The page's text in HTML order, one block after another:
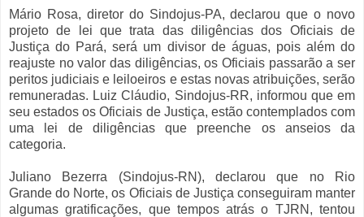
Mário Rosa, diretor do Sindojus-PA, declarou que o novo
projeto de lei que trata das diligências dos Oficiais de
Justiça do Pará, será um divisor de águas, pois além do
reajuste no valor das diligências, os Oficiais passarão a ser
peritos judiciais e leiloeiros e estas novas atribuições, serão
remuneradas. Luiz Cláudio, Sindojus-RR, informou que em
seu estados os Oficiais de Justiça, estão contemplados com
uma lei de diligências que preenche os anseios da
categoria.
Juliano Bezerra (Sindojus-RN), declarou que no Rio
Grande do Norte, os Oficiais de Justiça conseguiram manter
algumas gratificações, que tempos atrás o TJRN, tentou